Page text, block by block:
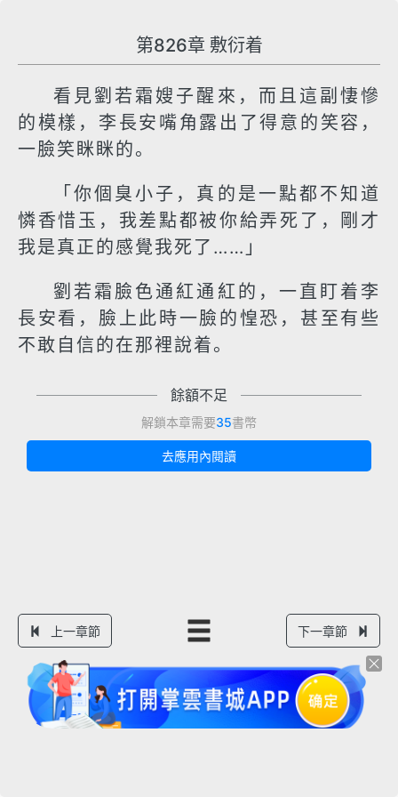
第826章 敷衍着
看見劉若霜嫂子醒來，而且這副悽慘
的模樣，李長安嘴角露出了得意的笑容，
一臉笑眯眯的。
「你個臭小子，真的是一點都不知道
憐香惜玉，我差點都被你給弄死了，剛才
我是真正的感覺我死了……」
劉若霜臉色通紅通紅的，一直盯着李
長安看，臉上此時一臉的惶恐，甚至有些
不敢自信的在那裡說着。
餘額不足
解鎖本章需要35書幣
去應用內閱讀
上一章節 下一章節